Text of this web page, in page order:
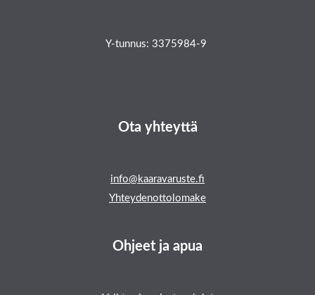
Y-tunnus: 3375984-9
Ota yhteyttä
info@kaaravaruste.fi
Yhteydenottolomake
Ohjeet ja apua